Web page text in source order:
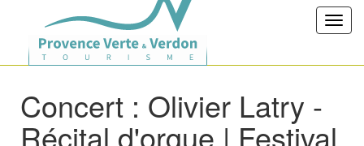
Concert : Olivier Latry -
Récital d'orgue | Festival